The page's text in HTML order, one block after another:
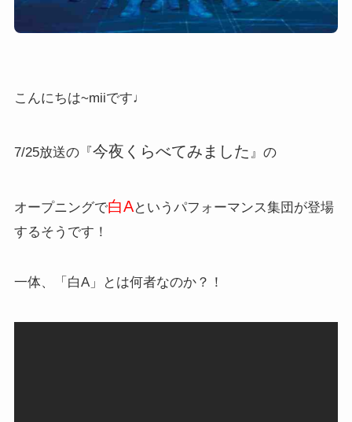
こんにちは~miiです♩
7/25放送の『 今夜くらべてみました 』の
オープニングで白Aというパフォーマンス集団が登場
するそうです！
一体、「白A」とは何者なのか？！